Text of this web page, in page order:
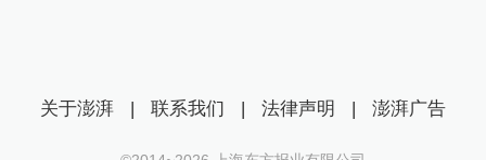
关于澎湃 | 联系我们 | 法律声明 | 澎湃广告